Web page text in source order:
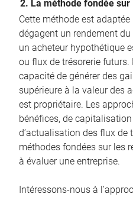
2. La méthode fondée
Cette méthode est
dégagent un rendement
un acheteur hypothétique
ou flux de trésorerie
capacité de générer des
supérieure à la valeur des
est propriétaire. Les
bénéfices, de
d’actualisation des flux de
méthodes fondées sur les
à évaluer une entreprise.
Intéressons-nous à